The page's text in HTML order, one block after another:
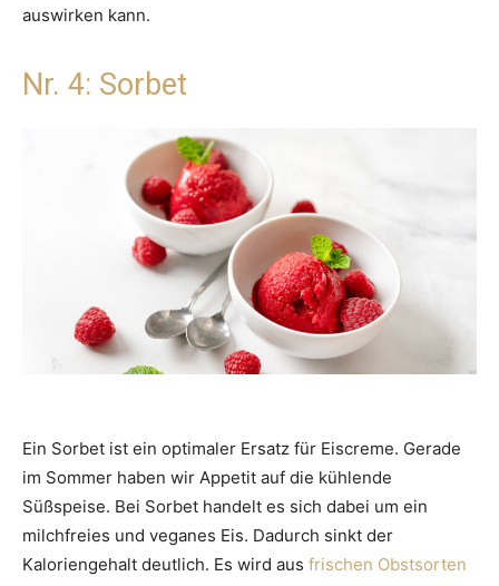
auswirken kann.
Nr. 4: Sorbet
Ein Sorbet ist ein optimaler Ersatz für Eiscreme. Gerade
im Sommer haben wir Appetit auf die kühlende
Süßspeise. Bei Sorbet handelt es sich dabei um ein
milchfreies und veganes Eis. Dadurch sinkt der
Kaloriengehalt deutlich. Es wird aus frischen Obstsorten